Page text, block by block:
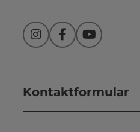
InstagramFacebookYouTube
Kontaktformular